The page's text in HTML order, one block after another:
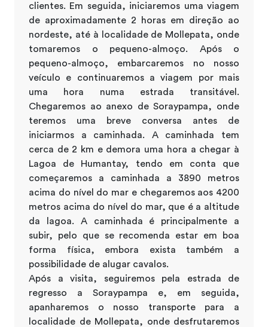
clientes. Em seguida, iniciaremos uma viagem
de aproximadamente 2 horas em direção ao
nordeste, até à localidade de Mollepata, onde
tomaremos o pequeno-almoço. Após o
pequeno-almoço, embarcaremos no nosso
veículo e continuaremos a viagem por mais
uma hora numa estrada transitável.
Chegaremos ao anexo de Soraypampa, onde
teremos uma breve conversa antes de
iniciarmos a caminhada. A caminhada tem
cerca de 2 km e demora uma hora a chegar à
Lagoa de Humantay, tendo em conta que
começaremos a caminhada a 3890 metros
acima do nível do mar e chegaremos aos 4200
metros acima do nível do mar, que é a altitude
da lagoa. A caminhada é principalmente a
subir, pelo que se recomenda estar em boa
forma física, embora exista também a
possibilidade de alugar cavalos.
Após a visita, seguiremos pela estrada de
regresso a Soraypampa e, em seguida,
apanharemos o nosso transporte para a
localidade de Mollepata, onde desfrutaremos